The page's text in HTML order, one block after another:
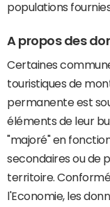
populations
A propos des
Certaines
touristiques de
permanente est
éléments de leur
"majoré" en
secondaires ou de
territoire.
l'Economie, les